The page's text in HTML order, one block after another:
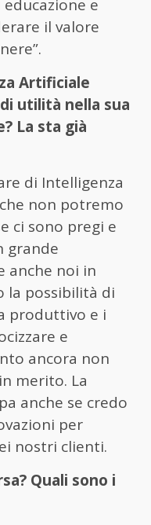
e
il valore
Artificiale
utilità nella sua
La sta già
di Intelligenza
non potremo
ci sono pregi e
grande
anche noi in
la possibilità di
produttivo e i
e
ancora non
merito. La
anche se credo
per
nostri clienti.
Quali sono i